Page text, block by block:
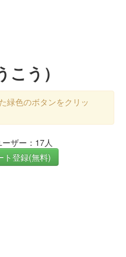
こう）
緑色のボタンをクリッ
ザー：17人
ト登録(無料)